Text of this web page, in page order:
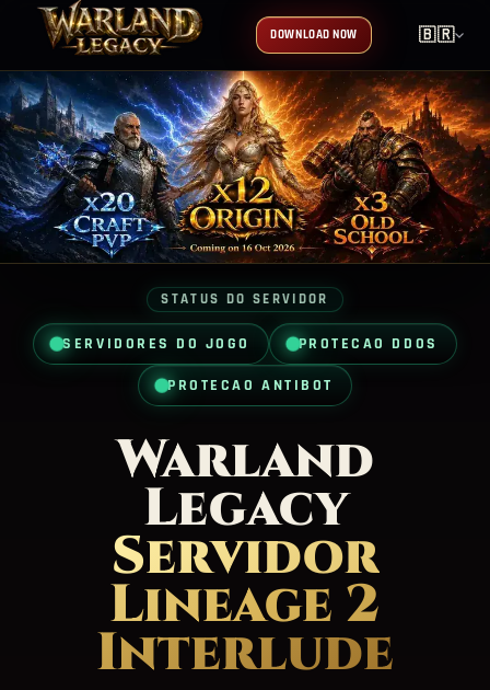
DOWNLOAD NOW 🇧🇷
STATUS DO SERVIDOR
SERVIDORES DO JOGO PROTECAO DDOS
PROTECAO ANTIBOT
Warland
Legacy
Servidor
Lineage 2
Interlude